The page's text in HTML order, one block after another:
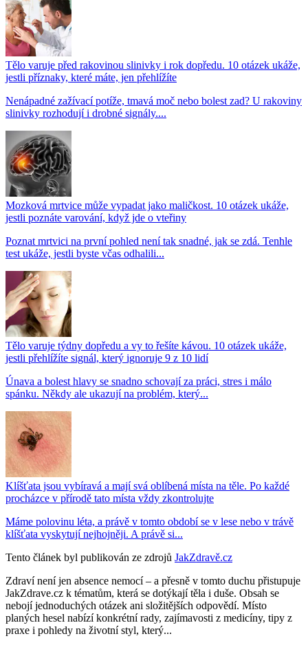
Tělo varuje před rakovinou slinivky i rok dopředu. 10 otázek ukáže,
jestli příznaky, které máte, jen přehlížíte
Nenápadné zažívací potíže, tmavá moč nebo bolest zad? U rakoviny
slinivky rozhodují i drobné signály....
Mozková mrtvice může vypadat jako maličkost. 10 otázek ukáže,
jestli poznáte varování, když jde o vteřiny
Poznat mrtvici na první pohled není tak snadné, jak se zdá. Tenhle
test ukáže, jestli byste včas odhalili...
Tělo varuje týdny dopředu a vy to řešíte kávou. 10 otázek ukáže,
jestli přehlížíte signál, který ignoruje 9 z 10 lidí
Únava a bolest hlavy se snadno schovají za práci, stres i málo
spánku. Někdy ale ukazují na problém, který...
Klíšťata jsou vybíravá a mají svá oblíbená místa na těle. Po každé
procházce v přírodě tato místa vždy zkontrolujte
Máme polovinu léta, a právě v tomto období se v lese nebo v trávě
klíšťata vyskytují nejhojněji. A právě si...
Tento článek byl publikován ze zdrojů JakZdravě.cz
Zdraví není jen absence nemocí – a přesně v tomto duchu přistupuje
JakZdrave.cz k tématům, která se dotýkají těla i duše. Obsah se
nebojí jednoduchých otázek ani složitějších odpovědí. Místo
planých hesel nabízí konkrétní rady, zajímavosti z medicíny, tipy z
praxe i pohledy na životní styl, který...